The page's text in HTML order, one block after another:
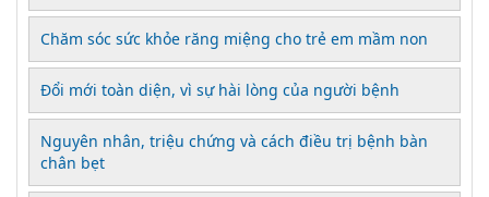
Chăm sóc sức khỏe răng miệng cho trẻ em mầm non
Đổi mới toàn diện, vì sự hài lòng của người bệnh
Nguyên nhân, triệu chứng và cách điều trị bệnh bàn
chân bẹt